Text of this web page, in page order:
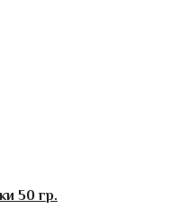
50 гр.